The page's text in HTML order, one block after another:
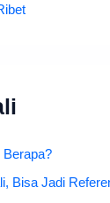
Berapa?
Bisa Jadi